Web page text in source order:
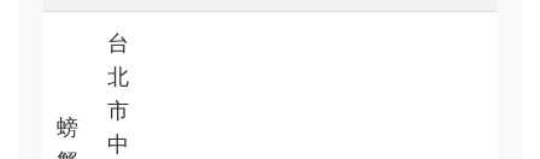
螃
台
北
市
中